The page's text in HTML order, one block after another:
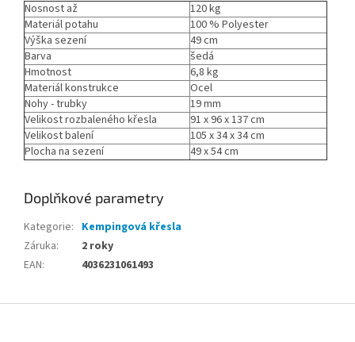
Nosnost až
120 kg
Materiál potahu
100 % Polyester
Výška sezení
49 cm
Barva
šedá
Hmotnost
6,8 kg
Materiál konstrukce
Ocel
Nohy - trubky
19 mm
Velikost rozbaleného křesla
91 x 96 x 137 cm
Velikost balení
105 x 34 x 34 cm
Plocha na sezení
49 x 54 cm
Doplňkové parametry
Kategorie: Kempingová křesla
Záruka:
2 roky
EAN: 4036231061493